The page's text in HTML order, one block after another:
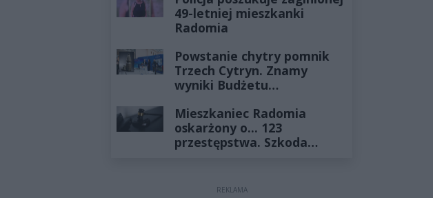
49-letniej mieszkanki
Radomia
Powstanie chytry pomnik
Trzech Cytryn. Znamy
wyniki Budżetu
Mieszkaniec Radomia
oskarżony o... 123
przestępstwa. Szkoda
REKLAMA